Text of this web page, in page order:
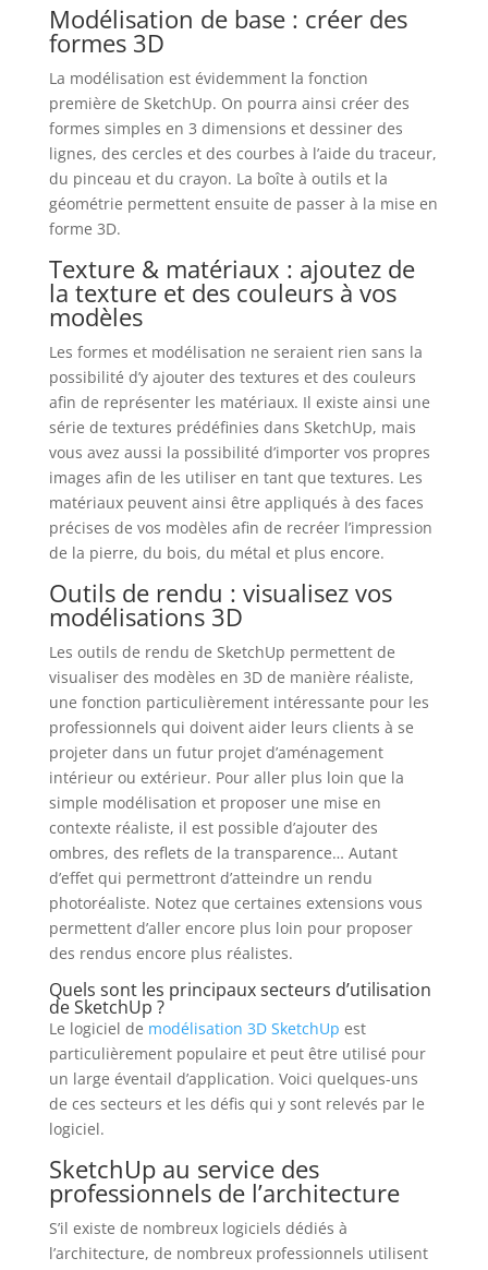
Modélisation de base : créer des
formes 3D
La modélisation est évidemment la fonction
première de SketchUp. On pourra ainsi créer des
formes simples en 3 dimensions et dessiner des
lignes, des cercles et des courbes à l’aide du traceur,
du pinceau et du crayon. La boîte à outils et la
géométrie permettent ensuite de passer à la mise en
forme 3D.
Texture & matériaux : ajoutez de
la texture et des couleurs à vos
modèles
Les formes et modélisation ne seraient rien sans la
possibilité d’y ajouter des textures et des couleurs
afin de représenter les matériaux. Il existe ainsi une
série de textures prédéfinies dans SketchUp, mais
vous avez aussi la possibilité d’importer vos propres
images afin de les utiliser en tant que textures. Les
matériaux peuvent ainsi être appliqués à des faces
précises de vos modèles afin de recréer l’impression
de la pierre, du bois, du métal et plus encore.
Outils de rendu : visualisez vos
modélisations 3D
Les outils de rendu de SketchUp permettent de
visualiser des modèles en 3D de manière réaliste,
une fonction particulièrement intéressante pour les
professionnels qui doivent aider leurs clients à se
projeter dans un futur projet d’aménagement
intérieur ou extérieur. Pour aller plus loin que la
simple modélisation et proposer une mise en
contexte réaliste, il est possible d’ajouter des
ombres, des reflets de la transparence… Autant
d’effet qui permettront d’atteindre un rendu
photoréaliste. Notez que certaines extensions vous
permettent d’aller encore plus loin pour proposer
des rendus encore plus réalistes.
Quels sont les principaux secteurs d’utilisation
de SketchUp ?
Le logiciel de modélisation 3D SketchUp est
particulièrement populaire et peut être utilisé pour
un large éventail d’application. Voici quelques-uns
de ces secteurs et les défis qui y sont relevés par le
logiciel.
SketchUp au service des
professionnels de l’architecture
S’il existe de nombreux logiciels dédiés à
l’architecture, de nombreux professionnels utilisent